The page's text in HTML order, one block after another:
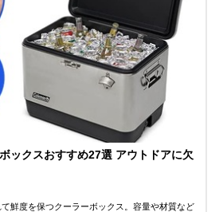
ックスおすすめ27選 アウトドアに欠
鮮度を保つクーラーボックス。容量や材質など